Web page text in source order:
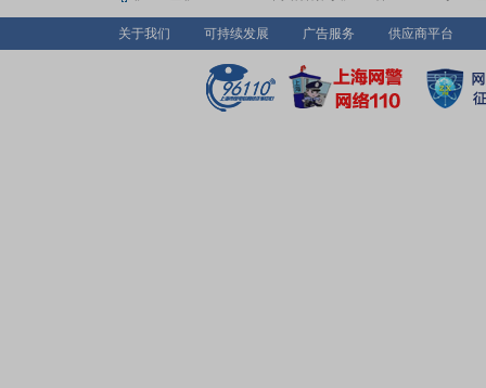
关于我们 可持续发展 广告服务 供应商平台